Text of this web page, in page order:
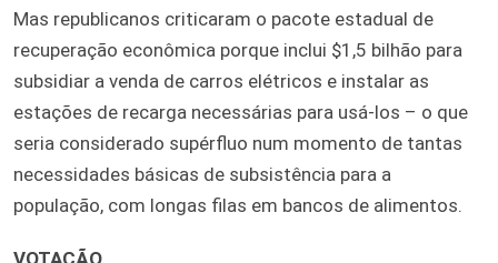
Mas republicanos criticaram o pacote estadual de
recuperação econômica porque inclui $1,5 bilhão para
subsidiar a venda de carros elétricos e instalar as
estações de recarga necessárias para usá-los – o que
seria considerado supérfluo num momento de tantas
necessidades básicas de subsistência para a
população, com longas filas em bancos de alimentos.
VOTAÇÃO